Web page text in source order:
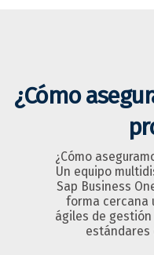
¿Cómo
¿Cómo
Un equipo
Sap Business
forma cercana
ágiles de
estándares